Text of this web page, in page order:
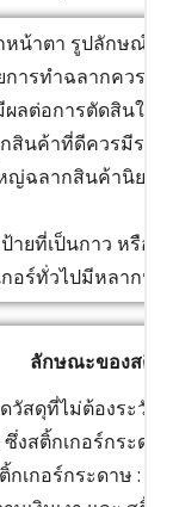
หน้าตา รูปลักษณ์
ารทำฉลากควร
ผลต่อการตัดสินใ
นค้าที่ดีควรมีราย
ฉลากสินค้านิยมใ
ายที่เป็นกาว หรือ
อร์ทั่วไปมีหลากห
ลักษณะของสติ๊ก
วัสดุที่ไม่ต้องระวัง
งสติ้กเกอร์กระด
เกอร์กระดาษ : ส